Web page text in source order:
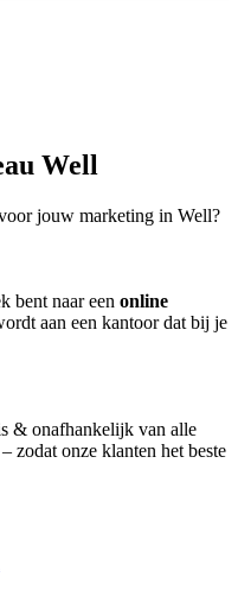
Well
jouw marketing in Well?
bent naar een online
aan een kantoor dat bij je
& onafhankelijk van alle
– zodat onze klanten het beste